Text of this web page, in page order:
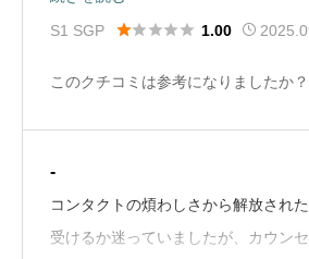
怒って出てくる女性の患者さんがいま
説明してるのを見てこの病院に行く
り入れ替わっている様に感じました
S1 SGP
 1.00
このクチコミは参考になりましたか？
-
コンタクトの煩わしさから解放され
受けるか迷っていましたが、カウン